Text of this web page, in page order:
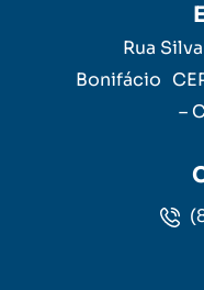
Rua
Bonifácio
–